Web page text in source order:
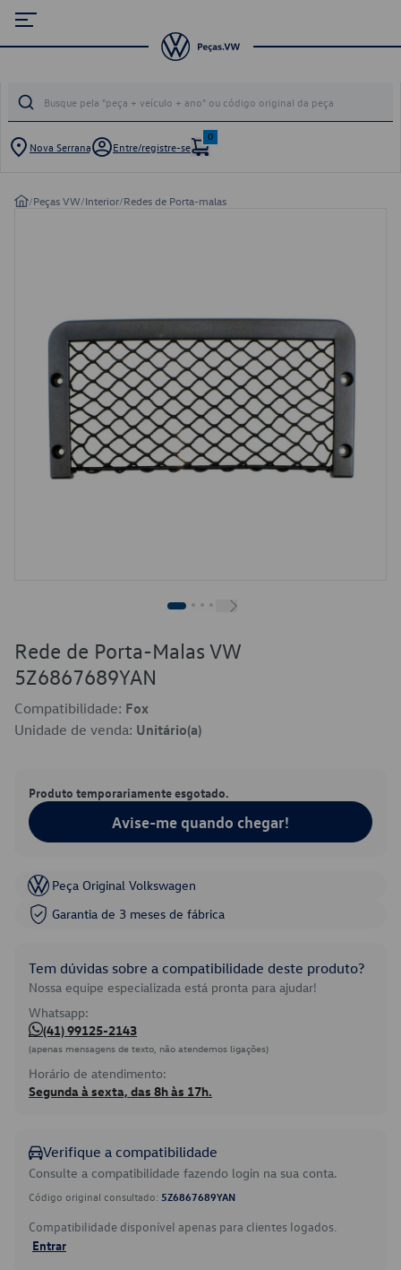
Nova Serrana Entre/registre-se
0
/Peças VW/Interior/Redes de Porta-malas
Rede de Porta-Malas VW
5Z6867689YAN
Compatibilidade: Fox
Unidade de venda: Unitário(a)
Produto temporariamente esgotado.
Avise-me quando chegar!
Peça Original Volkswagen
Garantia de 3 meses de fábrica
Tem dúvidas sobre a compatibilidade deste produto?
Nossa equipe especializada está pronta para ajudar!
Whatsapp:
(41) 99125-2143
(apenas mensagens de texto, não atendemos ligações)
Horário de atendimento:
Segunda à sexta, das 8h às 17h.
Verifique a compatibilidade
Consulte a compatibilidade fazendo login na sua conta.
Código original consultado: 5Z6867689YAN
Compatibilidade disponível apenas para clientes logados.
Entrar